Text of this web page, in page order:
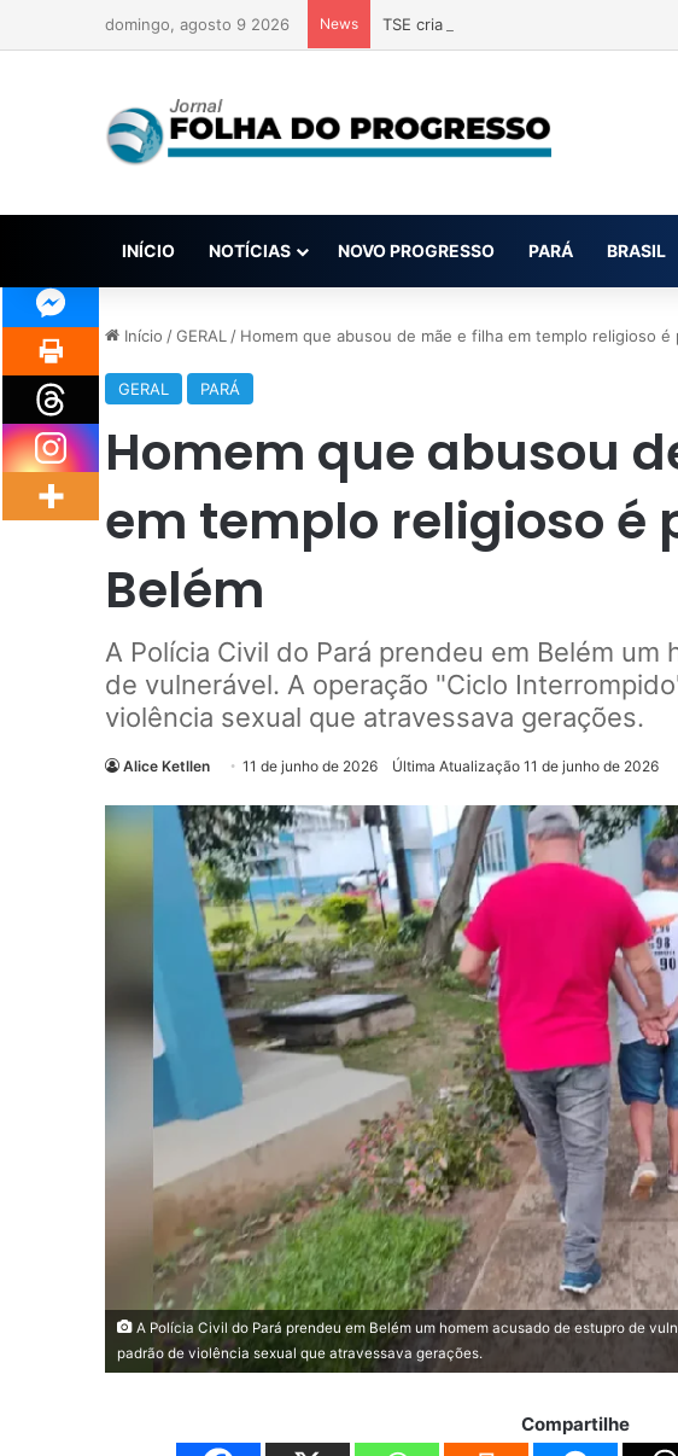
domingo, agosto 9 2026 News TSE cria conselho para monitorar
INÍCIO NOTÍCIAS NOVO PROGRESSO PARÁ BRASIL
Início /GERAL / Homem que abusou de mãe e filha em templo religioso é
GERAL PARÁ
Homem que abusou
em templo religioso é
Belém
A Polícia Civil do Pará prendeu em Belém
de vulnerável. A operação "Ciclo
violência sexual que atravessava gerações.
Alice Ketllen 11 de junho de 2026 Última Atualização 11 de junho de 2026
A Polícia Civil do Pará prendeu em Belém um homem acusado de estupro de
padrão de violência sexual que atravessava gerações.
Compartilhe